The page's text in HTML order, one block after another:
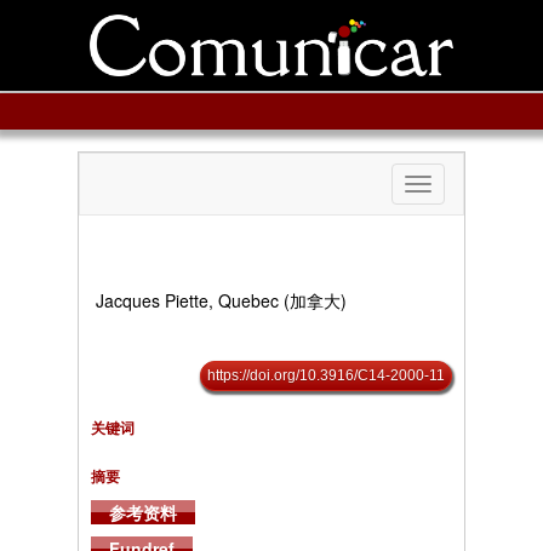
Toggle
navigation
Jacques Piette, Quebec (加拿大)
https://doi.org/10.3916/C14-2000-11
关键词
摘要
参考资料